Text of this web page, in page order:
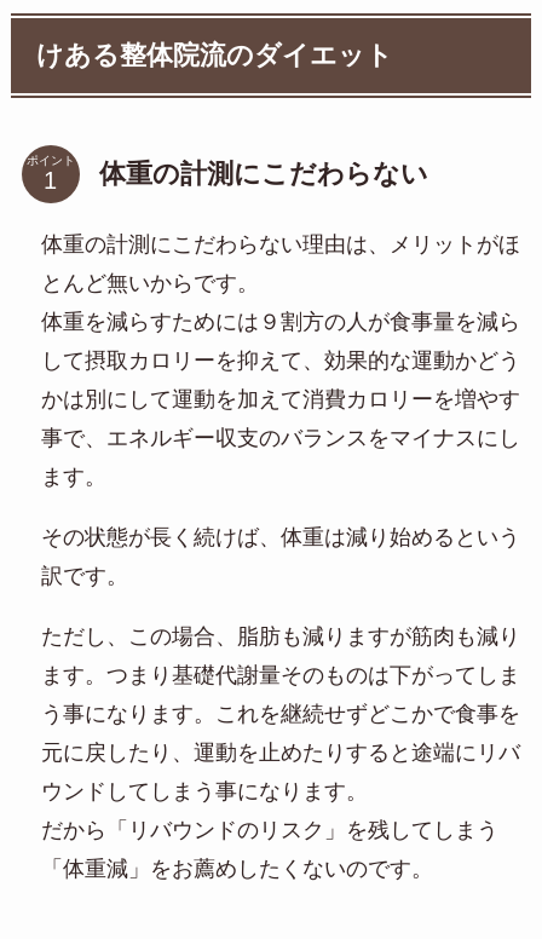
けある整体院流のダイエット
ポイント 体重の計測にこだわらない
体重の計測にこだわらない理由は、メリットがほ
とんど無いからです。
体重を減らすためには９割方の人が食事量を減ら
して摂取カロリーを抑えて、効果的な運動かどう
かは別にして運動を加えて消費カロリーを増やす
事で、エネルギー収支のバランスをマイナスにし
ます。
その状態が長く続けば、体重は減り始めるという
訳です。
ただし、この場合、脂肪も減りますが筋肉も減り
ます。つまり基礎代謝量そのものは下がってしま
う事になります。これを継続せずどこかで食事を
元に戻したり、運動を止めたりすると途端にリバ
ウンドしてしまう事になります。
だから「リバウンドのリスク」を残してしまう
「体重減」をお薦めしたくないのです。